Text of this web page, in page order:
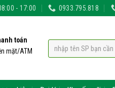
- 17:00 0933.795.818
toán
mặt/ATM